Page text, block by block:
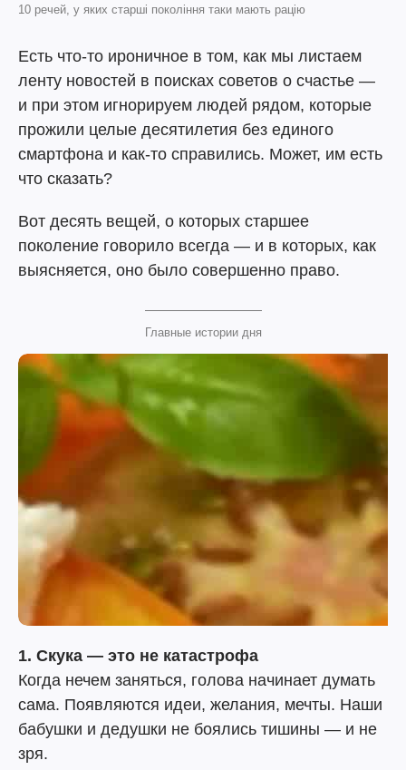
10 речей, у яких старші покоління таки мають рацію
Есть что-то ироничное в том, как мы листаем
ленту новостей в поисках советов о счастье —
и при этом игнорируем людей рядом, которые
прожили целые десятилетия без единого
смартфона и как-то справились. Может, им есть
что сказать?
Вот десять вещей, о которых старшее
поколение говорило всегда — и в которых, как
выясняется, оно было совершенно право.
Главные истории дня
1. Скука — это не катастрофа
Когда нечем заняться, голова начинает думать
сама. Появляются идеи, желания, мечты. Наши
бабушки и дедушки не боялись тишины — и не
зря.